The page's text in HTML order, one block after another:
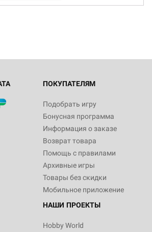
ПОКУПАТЕЛЯМ
Подобрать игру
Бонусная программа
Информация о заказе
Возврат товара
Помощь с правилами
Архивные игры
Товары без скидки
Мобильное приложение
НАШИ ПРОЕКТЫ
Hobby World